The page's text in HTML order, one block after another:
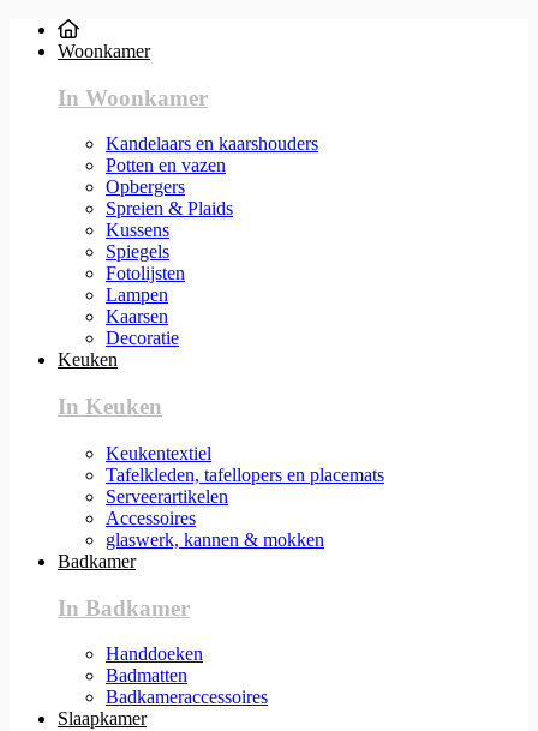
Woonkamer
In Woonkamer
Kandelaars en kaarshouders
Potten en vazen
Opbergers
Spreien & Plaids
Kussens
Spiegels
Fotolijsten
Lampen
Kaarsen
Decoratie
Keuken
In Keuken
Keukentextiel
Tafelkleden, tafellopers en placemats
Serveerartikelen
Accessoires
glaswerk, kannen & mokken
Badkamer
In Badkamer
Handdoeken
Badmatten
Badkameraccessoires
Slaapkamer